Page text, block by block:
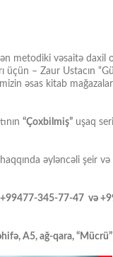
metodiki vəsaitə daxil
üçün – Zaur Ustacın
əsas kitab
“Çoxbilmiş” uşaq
əyləncəli şeir
345-77-47 və
A5, ağ-qara,